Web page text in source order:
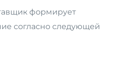
формирует
согласно следующей